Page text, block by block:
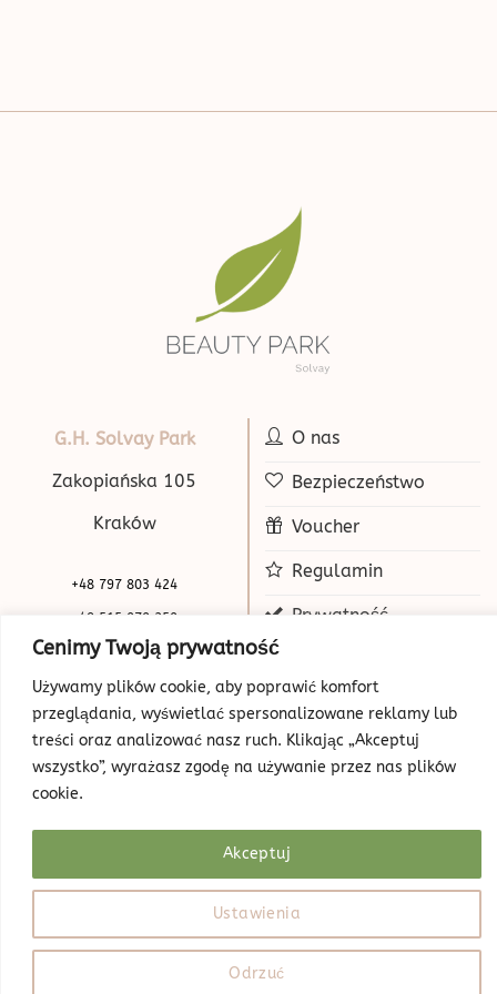
Cenimy Twoją prywatność
Używamy plików cookie, aby poprawić komfort
przeglądania, wyświetlać spersonalizowane reklamy lub
treści oraz analizować nasz ruch. Klikając „Akceptuj
wszystko”, wyrażasz zgodę na używanie przez nas plików
cookie.
Ustawienia
Odrzuć
Akceptuj
G.H. Solvay Park
Zakopiańska 105
Kraków
+48 797 803 424
+48 515 070 250
biuro@beauty-park.pl
O nas
Bezpieczeństwo
Voucher
Regulamin
Prywatność
© Copyright 2026 | Beauty Park
Web Design